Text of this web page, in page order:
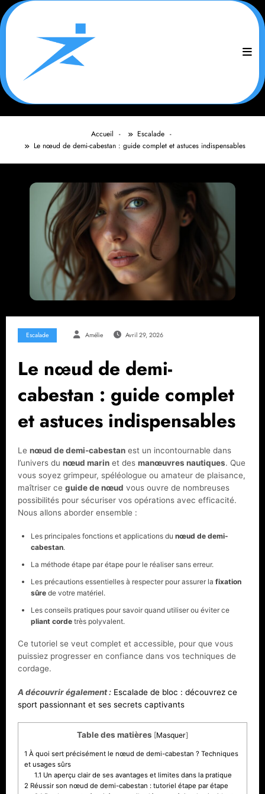
Aller
au
contenu
Accueil
Escalade
Le nœud de demi-cabestan : guide complet et astuces indispensables
Escalade Amélie Avril 29, 2026
Le nœud de demi-
cabestan : guide complet
et astuces indispensables
Le nœud de demi-cabestan est un incontournable dans
l’univers du nœud marin et des manœuvres nautiques. Que
vous soyez grimpeur, spéléologue ou amateur de plaisance,
maîtriser ce guide de nœud vous ouvre de nombreuses
possibilités pour sécuriser vos opérations avec efficacité.
Nous allons aborder ensemble :
Les principales fonctions et applications du nœud de demi-
cabestan.
La méthode étape par étape pour le réaliser sans erreur.
Les précautions essentielles à respecter pour assurer la fixation
sûre de votre matériel.
Les conseils pratiques pour savoir quand utiliser ou éviter ce
pliant corde très polyvalent.
Ce tutoriel se veut complet et accessible, pour que vous
puissiez progresser en confiance dans vos techniques de
cordage.
A découvrir également : Escalade de bloc : découvrez ce
sport passionnant et ses secrets captivants
Table des matières [Masquer]
1 À quoi sert précisément le nœud de demi-cabestan ? Techniques
et usages sûrs
1.1 Un aperçu clair de ses avantages et limites dans la pratique
2 Réussir son nœud de demi-cabestan : tutoriel étape par étape